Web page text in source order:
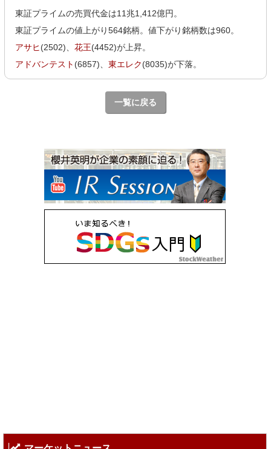
東証プライムの売買代金は11兆1,412億円。
東証プライムの値上がり564銘柄。値下がり銘柄数は960。
アサヒ(2502)、花王(4452)が上昇。
アドバンテスト (6857)、東エレク(8035)が下落。
一覧に戻る